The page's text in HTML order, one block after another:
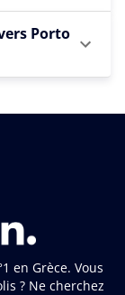
Porto
en Grèce. Vous
? Ne cherchez